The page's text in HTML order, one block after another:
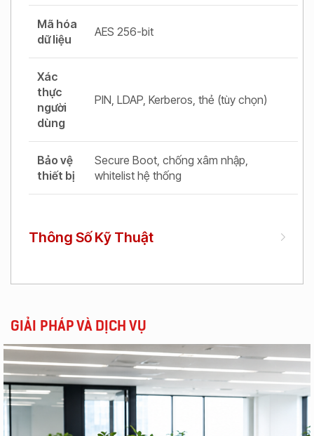
Mã hóa
dữ liệu
AES 256-bit
Xác
thực
người
dùng
PIN, LDAP, Kerberos, thẻ (tùy chọn)
Bảo vệ
thiết bị
Secure Boot, chống xâm nhập,
whitelist hệ thống
Thông Số Kỹ Thuật
GIẢI PHÁP VÀ DỊCH VỤ